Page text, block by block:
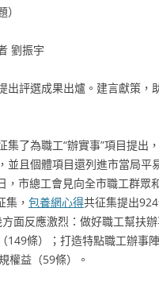
劉振宇
出評選成果出爐。建言獻策，
了為職工“辦實事”項目提出
並且個體項目還列進市當局平
市總工會見向全市職工群眾
集， 包養網心得共征集提出
面反應激烈：做好職工幫扶
149條）；打造特點職工辦事
權益（59條）。